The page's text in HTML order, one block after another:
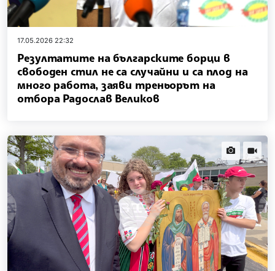
17.05.2026 22:32
Резултатите на българските борци в
свободен стил не са случайни и са плод на
много работа, заяви треньорът на
отбора Радослав Великов
news.images